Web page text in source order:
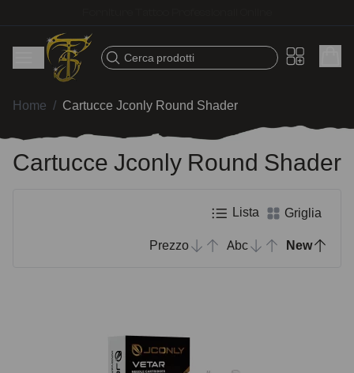
Cerca prodotti
Home / Cartucce Jconly Round Shader
Cartucce Jconly Round Shader
Lista Griglia
Prezzo Abc New